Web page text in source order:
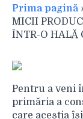
Prima pagină
MICII
ÎNTR-O HALĂ
Pentru a veni
primăria a
care aceștia